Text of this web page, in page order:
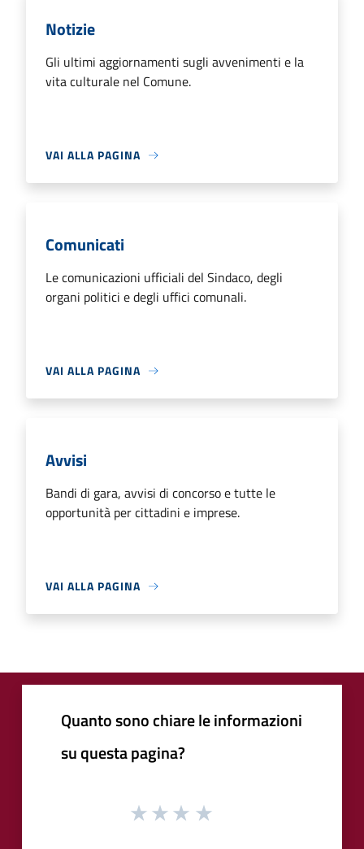
Notizie
Gli ultimi aggiornamenti sugli avvenimenti e la
vita culturale nel Comune.
VAI ALLA PAGINA
Comunicati
Le comunicazioni ufficiali del Sindaco, degli
organi politici e degli uffici comunali.
VAI ALLA PAGINA
Avvisi
Bandi di gara, avvisi di concorso e tutte le
opportunità per cittadini e imprese.
VAI ALLA PAGINA
Quanto sono chiare le informazioni
su questa pagina?